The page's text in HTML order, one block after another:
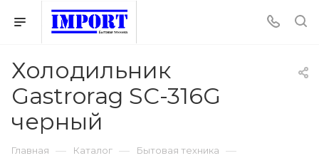
Холодильник
Gastrorag SC-316G
черный
Главная — Каталог — Бытовая техника —